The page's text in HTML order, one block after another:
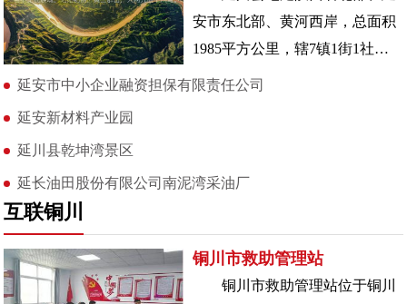
安市东北部、黄河西岸，总面积
1985平方公里，辖7镇1街1社管
中心，163个行政村，总人口19.
延安市中小企业融资担保有限责任公司
延安新材料产业园
延川县乾坤湾景区
延长油田股份有限公司南泥湾采油厂
互联铜川
铜川市救助管理站
铜川市救助管理站位于铜川